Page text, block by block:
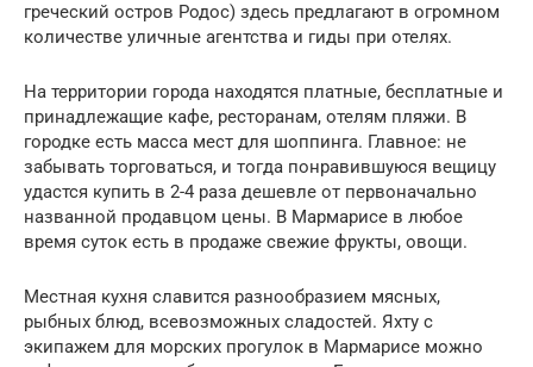
греческий остров Родос) здесь предлагают в огромном
количестве уличные агентства и гиды при отелях.
На территории города находятся платные, бесплатные и
принадлежащие кафе, ресторанам, отелям пляжи. В
городке есть масса мест для шоппинга. Главное: не
забывать торговаться, и тогда понравившуюся вещицу
удастся купить в 2-4 раза дешевле от первоначально
названной продавцом цены. В Мармарисе в любое
время суток есть в продаже свежие фрукты, овощи.
Местная кухня славится разнообразием мясных,
рыбных блюд, всевозможных сладостей. Яхту с
экипажем для морских прогулок в Мармарисе можно